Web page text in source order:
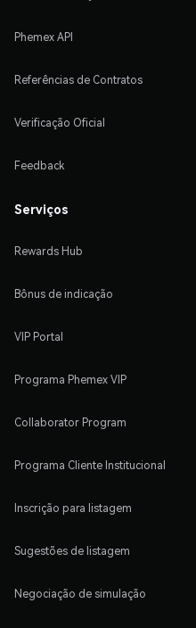
Phemex API
Referências de Contratos
Verificação Oficial
Feedback
Serviços
Rewards Hub
Bônus de indicação
VIP Portal
Programa Phemex VIP
Collaborator Program
Programa Cliente Institucional
Inscrição para listagem
Sugestões de listagem
Negociação de simulação